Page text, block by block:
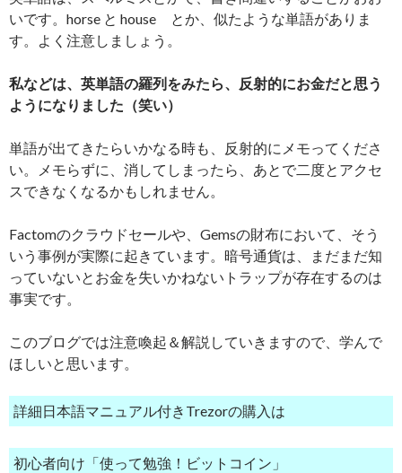
いです。horse と house とか、似たような単語がありま
す。よく注意しましょう。
私などは、英単語の羅列をみたら、反射的にお金だと思う
ようになりました（笑い）
単語が出てきたらいかなる時も、反射的にメモってくださ
い。メモらずに、消してしまったら、あとで二度とアクセ
スできなくなるかもしれません。
Factomのクラウドセールや、Gemsの財布において、そう
いう事例が実際に起きています。暗号通貨は、まだまだ知
っていないとお金を失いかねないトラップが存在するのは
事実です。
このブログでは注意喚起＆解説していきますので、学んで
ほしいと思います。
詳細日本語マニュアル付きTrezorの購入は
初心者向け「使って勉強！ビットコイン」